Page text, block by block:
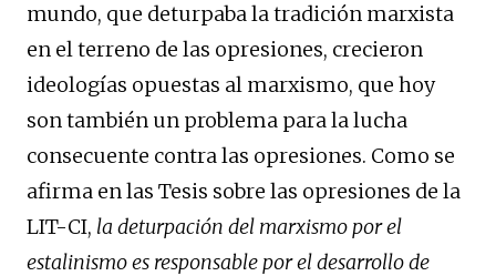
mundo, que deturpaba la tradición marxista
en el terreno de las opresiones, crecieron
ideologías opuestas al marxismo, que hoy
son también un problema para la lucha
consecuente contra las opresiones. Como se
afirma en las Tesis sobre las opresiones de la
LIT-CI, la deturpación del marxismo por el
estalinismo es responsable por el desarrollo de